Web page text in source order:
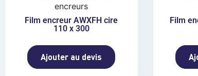
encreurs
Film encreur AWXFH cire
110 x 300
Ajouter au devis
Film